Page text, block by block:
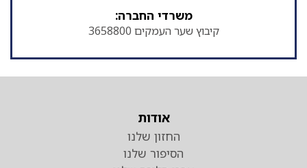
משרדי החברה:
קיבוץ שער העמקים 3658800
אודות
החזון שלנו
הסיפור שלנו